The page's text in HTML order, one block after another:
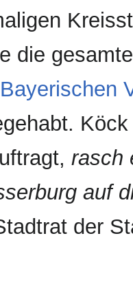
die
Bayerischen
rasch
auf
der